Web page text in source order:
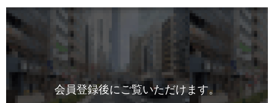
会員登録後にご覧いただけます。